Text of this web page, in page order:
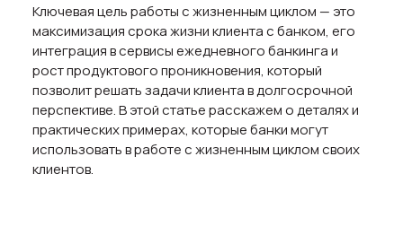
Ключевая цель работы с жизненным циклом — это
максимизация срока жизни клиента с банком, его
интеграция в сервисы ежедневного банкинга и
рост продуктового проникновения, который
позволит решать задачи клиента в долгосрочной
перспективе. В этой статье расскажем о деталях и
практических примерах, которые банки могут
использовать в работе с жизненным циклом своих
клиентов.